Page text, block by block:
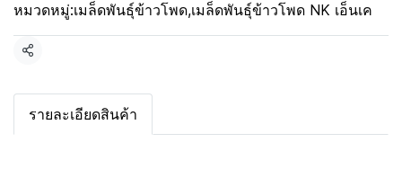
หมวดหมู่:เมล็ดพันธุ์ข้าวโพด,เมล็ดพันธุ์ข้าวโพด NK เอ็นเค
แชร์
รายละเอียดสินค้า